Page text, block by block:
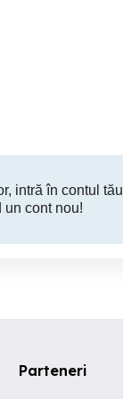
intră în contul tău
un cont nou!
Parteneri